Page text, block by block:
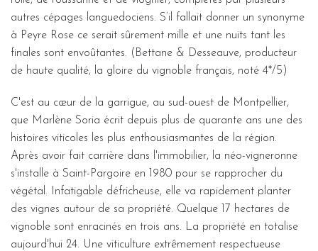
autres cépages languedociens. S’il fallait donner un synonyme
à Peyre Rose ce serait sûrement mille et une nuits tant les
finales sont envoûtantes. (Bettane & Desseauve, producteur
de haute qualité, la gloire du vignoble français, noté 4*/5)
C'est au cœur de la garrigue, au sud-ouest de Montpellier,
que Marlène Soria écrit depuis plus de quarante ans une des
histoires viticoles les plus enthousiasmantes de la région.
Après avoir fait carrière dans l'immobilier, la néo-vigneronne
s'installe à Saint-Pargoire en 1980 pour se rapprocher du
végétal. Infatigable défricheuse, elle va rapidement planter
des vignes autour de sa propriété. Quelque 17 hectares de
vignoble sont enracinés en trois ans. La propriété en totalise
aujourd'hui 24. Une viticulture extrêmement respectueuse